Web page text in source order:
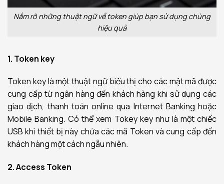
Nắm rõ những thuật ngữ về token giúp bạn sử dụng chúng
hiệu quả
1. Token key
Token key là một thuật ngữ biểu thị cho các mật mã được
cung cấp từ ngân hàng đến khách hàng khi sử dụng các
giao dịch, thanh toán online qua Internet Banking hoặc
Mobile Banking. Có thể xem Tokey key như là một chiếc
USB khi thiết bị này chứa các mã Token và cung cấp đến
khách hàng một cách ngẫu nhiên.
2. Access Token